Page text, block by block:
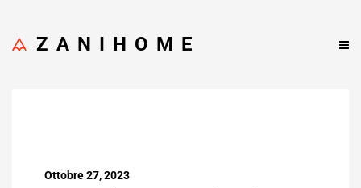
ZANIHOME
Ottobre 27, 2023